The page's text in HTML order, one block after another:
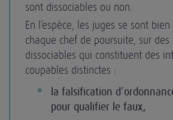
sont dissociables ou non.
En l’espèce, les juges se sont
chaque chef de poursuite, sur des
dissociables qui constituent des
coupables distinctes :
la falsification
pour qualifier le faux,